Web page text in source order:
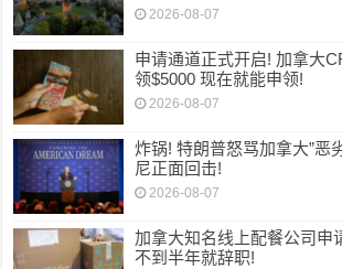
2026-08-07
申请通道正式开启! 加拿大
领$5000 现在就能申领!
2026-08-07
炸锅! 特朗普怒骂加拿大”恶
尼正面回击!
2026-08-07
加拿大知名线上配餐公司申
不到半年就辞职!